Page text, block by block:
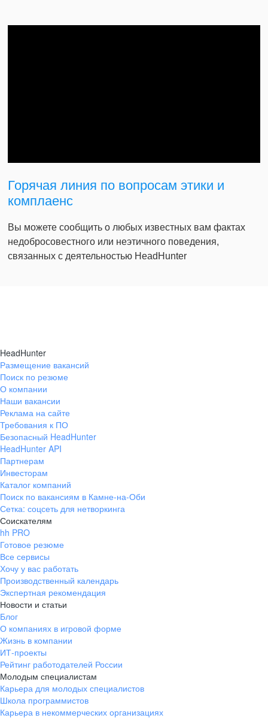
Горячая линия по вопросам этики и
комплаенс
Вы можете сообщить о любых известных вам фактах
недобросовестного или неэтичного поведения,
связанных с деятельностью HeadHunter
HeadHunter
Размещение вакансий
Поиск по резюме
О компании
Наши вакансии
Реклама на сайте
Требования к ПО
Безопасный HeadHunter
HeadHunter API
Партнерам
Инвесторам
Каталог компаний
Поиск по вакансиям в Камне-на-Оби
Сетка: соцсеть для нетворкинга
Соискателям
hh PRO
Готовое резюме
Все сервисы
Хочу у вас работать
Производственный календарь
Экспертная рекомендация
Новости и статьи
Блог
О компаниях в игровой форме
Жизнь в компании
ИТ-проекты
Рейтинг работодателей России
Молодым специалистам
Карьера для молодых специалистов
Школа программистов
Карьера в некоммерческих организациях